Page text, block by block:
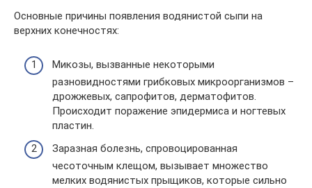
Основные причины появления водянистой сыпи на
верхних конечностях:
Микозы, вызванные некоторыми
разновидностями грибковых микроорганизмов –
дрожжевых, сапрофитов, дерматофитов.
Происходит поражение эпидермиса и ногтевых
пластин.
Заразная болезнь, спровоцированная
чесоточным клещом, вызывает множество
мелких водянистых прыщиков, которые сильно